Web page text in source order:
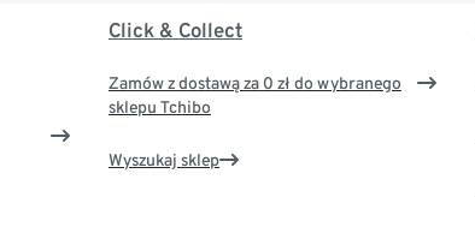
Click & Collect
Zamów z dostawą za 0 zł do wybranego
sklepu Tchibo
Wyszukaj sklep